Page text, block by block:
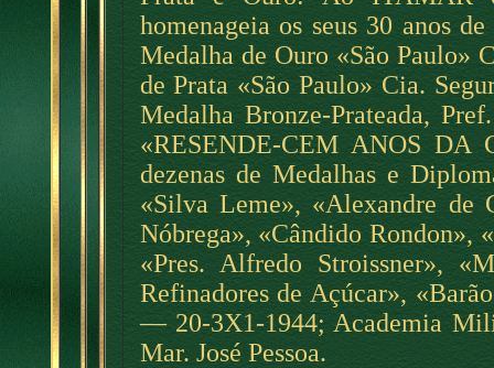
homenageia os seus 30 anos
Medalha de Ouro «São Paulo»
de Prata «São Paulo» Cia.
Medalha Bronze-Prateada,
«RESENDE-CEM ANOS
dezenas de Medalhas e
«Silva Leme», «Alexandre de
Nóbrega», «Cândido Rondon»,
«Pres. Alfredo Stroissner»,
Refinadores de Açúcar»,
— 20-3X1-1944; Academia
Mar. José Pessoa.